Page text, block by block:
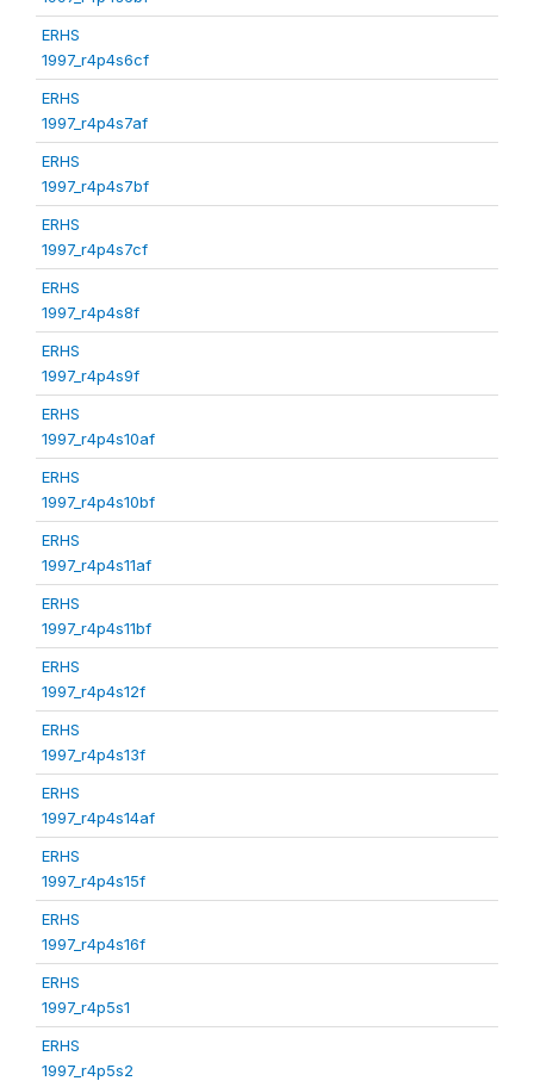
ERHS
1997_r4p4s6cf
ERHS
1997_r4p4s7af
ERHS
1997_r4p4s7bf
ERHS
1997_r4p4s7cf
ERHS
1997_r4p4s8f
ERHS
1997_r4p4s9f
ERHS
1997_r4p4s10af
ERHS
1997_r4p4s10bf
ERHS
1997_r4p4s11af
ERHS
1997_r4p4s11bf
ERHS
1997_r4p4s12f
ERHS
1997_r4p4s13f
ERHS
1997_r4p4s14af
ERHS
1997_r4p4s15f
ERHS
1997_r4p4s16f
ERHS
1997_r4p5s1
ERHS
1997_r4p5s2